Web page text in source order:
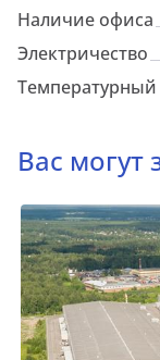
Наличие офиса
Электричество
Вас могут